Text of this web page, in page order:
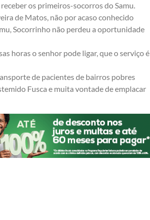
os primeiros-socorros do Samu.
de Matos, não por acaso conhecido
Socorrinho não perdeu a oportunidade
horas o senhor pode ligar, que o serviço é
de pacientes de bairros pobres
Fusca e muita vontade de emplacar